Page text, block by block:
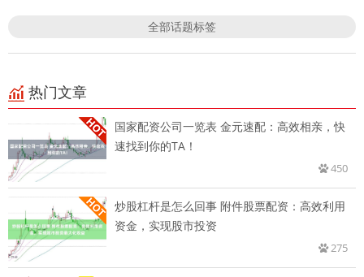
全部话题标签
热门文章
国家配资公司一览表 金元速配：高效相亲，快
速找到你的TA！
450
炒股杠杆是怎么回事 附件股票配资：高效利用
资金，实现股市投资
275